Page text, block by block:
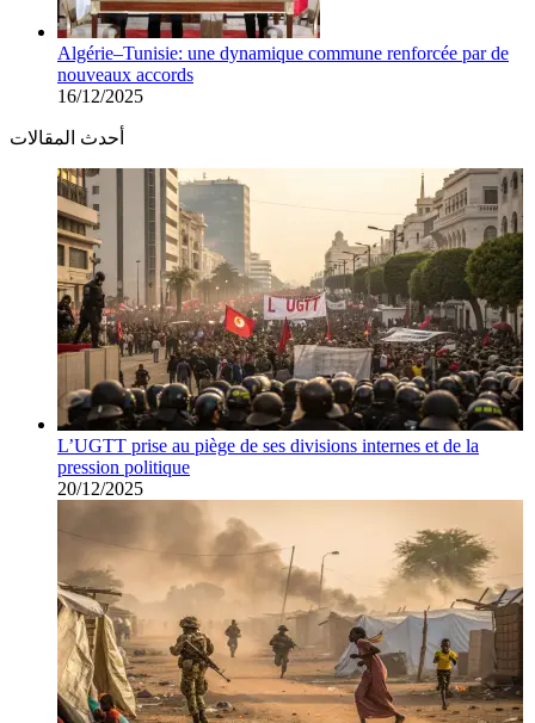
Algérie–Tunisie: une dynamique commune renforcée par de
nouveaux accords
16/12/2025
أحدث المقالات
L’UGTT prise au piège de ses divisions internes et de la
pression politique
20/12/2025